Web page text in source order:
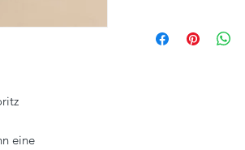
eine
Orleansstraße 16